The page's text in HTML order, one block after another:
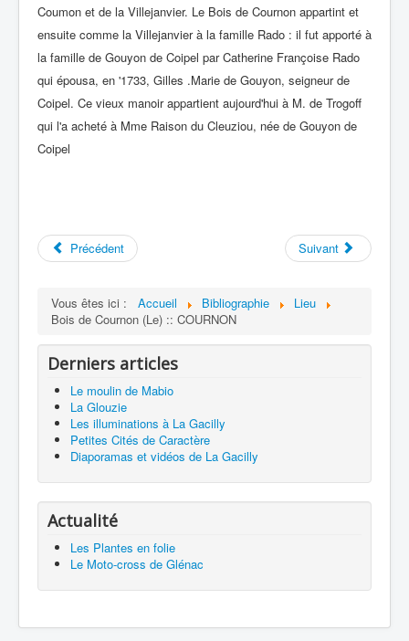
Coumon et de la Villejanvier. Le Bois de Cournon appartint et
ensuite comme la Villejanvier à la famille Rado : il fut apporté à
la famille de Gouyon de Coipel par Catherine Françoise Rado
qui épousa, en '1733, Gilles .Marie de Gouyon, seigneur de
Coipel. Ce vieux manoir appartient aujourd'hui à M. de Trogoff
qui l'a acheté à Mme Raison du Cleuziou, née de Gouyon de
Coipel
Précédent Suivant
Vous êtes ici : Accueil Bibliographie
Lieu
Bois de Cournon (Le) :: COURNON
Derniers articles
Le moulin de Mabio
La Glouzie
Les illuminations à La Gacilly
Petites Cités de Caractère
Diaporamas et vidéos de La Gacilly
Actualité
Les Plantes en folie
Le Moto-cross de Glénac